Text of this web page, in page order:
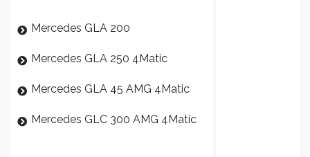
Mercedes GLA 200
Mercedes GLA 250 4Matic
Mercedes GLA 45 AMG 4Matic
Mercedes GLC 300 AMG 4Matic